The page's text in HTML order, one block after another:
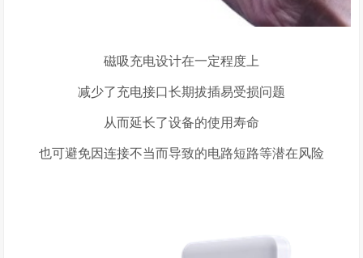
磁吸充电设计在一定程度上
减少了充电接口长期拔插易受损问题
从而延长了设备的使用寿命
也可避免因连接不当而导致的电路短路等潜在风险